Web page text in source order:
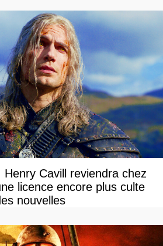
Cavill reviendra chez
licence encore plus culte
nouvelles